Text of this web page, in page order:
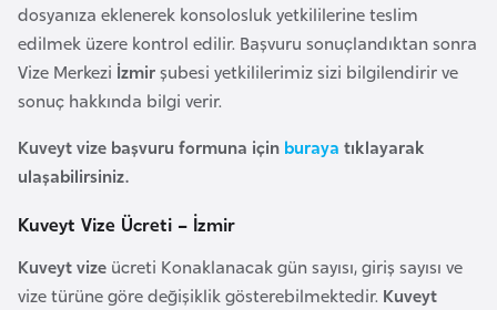
dosyanıza eklenerek konsolosluk yetkililerine teslim
edilmek üzere kontrol edilir. Başvuru sonuçlandıktan sonra
Vize Merkezi İzmirşubesi yetkililerimiz sizi bilgilendirir ve
sonuç hakkında bilgi verir.
Kuveyt vize başvuru formuna için buraya tıklayarak
ulaşabilirsiniz.
Kuveyt Vize Ücreti – İzmir
Kuveyt vize ücreti Konaklanacak gün sayısı, giriş sayısı ve
vize türüne göre değişiklik gösterebilmektedir. Kuveyt
C
i
b
u
t
i
Ç
i
n